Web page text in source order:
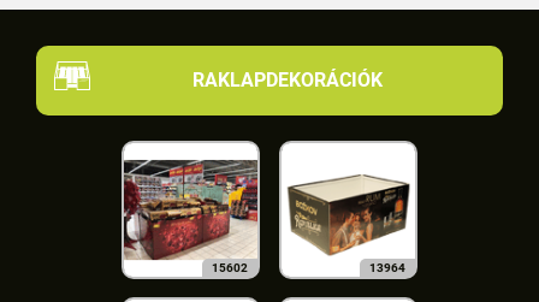
RAKLAPDEKORÁCIÓK
15602 13964